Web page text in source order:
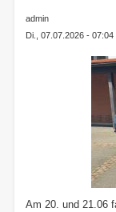
admin
Di., 07.07.2026 - 07:04
Am 20. und 21.06